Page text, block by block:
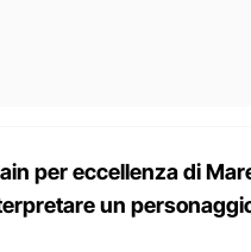
per eccellenza di
un